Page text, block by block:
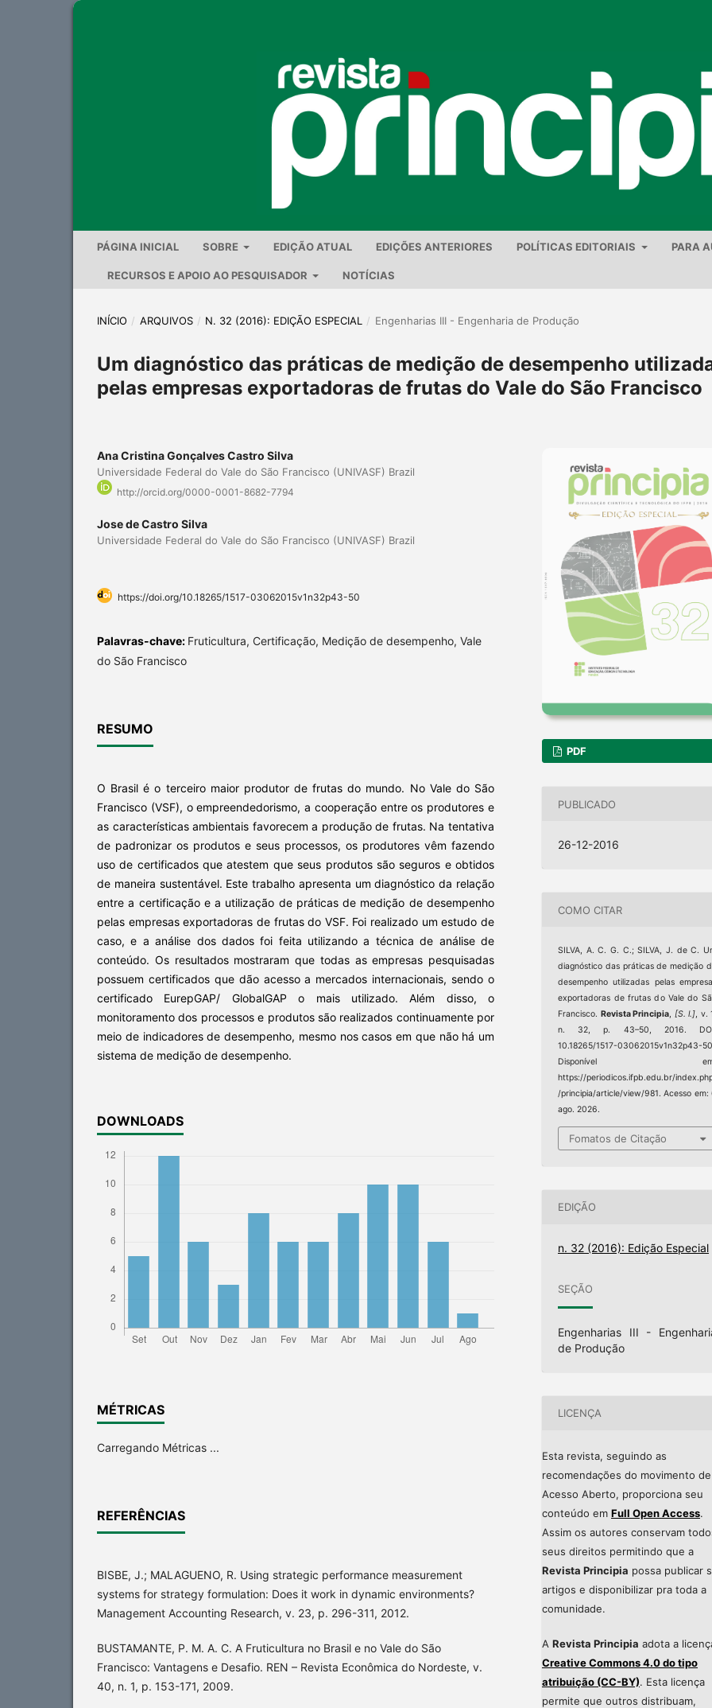
PÁGINA INICIAL SOBRE EDIÇÃO ATUAL EDIÇÕES ANTERIORES POLÍTICAS EDITORIAIS PARA
RECURSOS E APOIO AO PESQUISADOR NOTÍCIAS
INÍCIO / ARQUIVOS / N. 32 (2016): EDIÇÃO ESPECIAL / Engenharias III - Engenharia de Produção
Um diagnóstico das práticas de medição de desempenho
pelas empresas exportadoras de frutas do Vale do São Francisco
Ana Cristina Gonçalves Castro Silva
Universidade Federal do Vale do São Francisco (UNIVASF) Brazil
http://orcid.org/0000-0001-8682-7794
Jose de Castro Silva
Universidade Federal do Vale do São Francisco (UNIVASF) Brazil
https://doi.org/10.18265/1517-03062015v1n32p43-50
Palavras-chave: Fruticultura, Certificação, Medição de desempenho, Vale
do São Francisco
RESUMO
O Brasil é o terceiro maior produtor de frutas do mundo. No Vale do São
Francisco (VSF), o empreendedorismo, a cooperação entre os produtores e
as características ambientais favorecem a produção de frutas. Na tentativa
de padronizar os produtos e seus processos, os produtores vêm fazendo
uso de certificados que atestem que seus produtos são seguros e obtidos
de maneira sustentável. Este trabalho apresenta um diagnóstico da relação
entre a certificação e a utilização de práticas de medição de desempenho
pelas empresas exportadoras de frutas do VSF. Foi realizado um estudo de
caso, e a análise dos dados foi feita utilizando a técnica de análise de
conteúdo. Os resultados mostraram que todas as empresas pesquisadas
possuem certificados que dão acesso a mercados internacionais, sendo o
certificado EurepGAP/ GlobalGAP o mais utilizado. Além disso, o
monitoramento dos processos e produtos são realizados continuamente por
meio de indicadores de desempenho, mesmo nos casos em que não há um
sistema de medição de desempenho.
DOWNLOADS
MÉTRICAS
Carregando Métricas ...
REFERÊNCIAS
BISBE, J.; MALAGUENO, R. Using strategic performance measurement
systems for strategy formulation: Does it work in dynamic environments?
Management Accounting Research, v. 23, p. 296-311, 2012.
BUSTAMANTE, P. M. A. C. A Fruticultura no Brasil e no Vale do São
Francisco: Vantagens e Desafio. REN – Revista Econômica do Nordeste, v.
40, n. 1, p. 153-171, 2009.
PDF
PUBLICADO
26-12-2016
COMO CITAR
SILVA, A. C. G. C.; SILVA, J. de C.
diagnóstico das práticas de medição
desempenho utilizadas pelas
exportadoras de frutas do Vale do
Francisco. Revista Principia, [S. l.], v.
n. 32, p. 43–50, 2016.
10.18265/1517-03062015v1n32p43-
Disponível
https://periodicos.ifpb.edu.br/
/principia/article/view/981. Acesso em:
ago. 2026.
Fomatos de Citação
EDIÇÃO
n. 32 (2016): Edição Especial
SEÇÃO
Engenharias III -
de Produção
LICENÇA
Esta revista, seguindo as
recomendações do movimento de
Acesso Aberto, proporciona seu
conteúdo em Full Open Access.
Assim os autores conservam
seus direitos permitindo que a
Revista Principia possa publicar
artigos e disponibilizar pra toda a
comunidade.
A Revista Principia adota a
Creative Commons 4.0 do tipo
atribuição (CC-BY). Esta licença
permite que outros distribuam,